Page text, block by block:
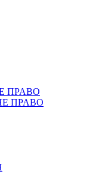
ПРАВО
ПРАВО